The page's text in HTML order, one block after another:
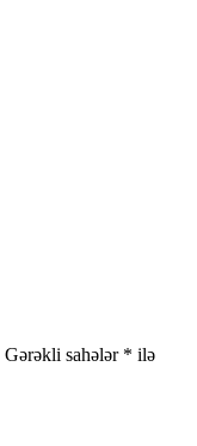
Gərəkli sahələr * ilə